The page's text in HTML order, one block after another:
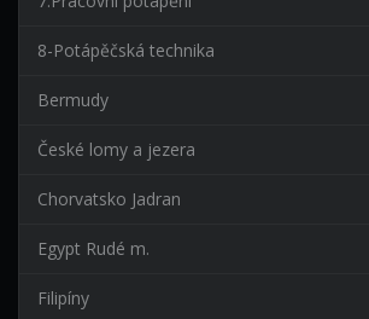
8-Potápěčská technika
Bermudy
České lomy a jezera
Chorvatsko Jadran
Egypt Rudé m.
Filipíny